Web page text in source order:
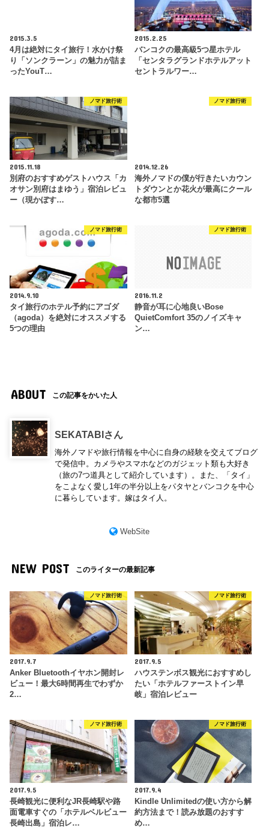
2015.3.5
4月は絶対にタイ旅行！水かけ祭
り「ソンクラーン」の魅力が詰ま
ったYouT…
2015.2.25
バンコクの最高級5つ星ホテル
「センタラグランドホテルアット
セントラルワー…
ノマド旅行術
2015.11.18
別府のおすすめゲストハウス「カ
オサン別府はまゆう」宿泊レビュ
ー（現かぼす…
ノマド旅行術
2014.12.26
海外ノマドの僕が行きたいカウン
トダウンとか花火が最高にクール
な都市5選
ノマド旅行術
2014.9.10
タイ旅行のホテル予約にアゴダ
（agoda）を絶対にオススメする
5つの理由
ノマド旅行術
2016.11.2
静音が耳に心地良いBose
QuietComfort 35のノイズキャ
ン…
ABOUT この記事をかいた人
SEKATABIさん
海外ノマドや旅行情報を中心に自身の経験を交えてブログ
で発信中。カメラやスマホなどのガジェット類も大好き
（旅の7つ道具として紹介しています）。また、「タイ」
をこよなく愛し1年の半分以上をパタヤとバンコクを中心
に暮らしています。嫁はタイ人。
WebSite
NEW POST このライターの最新記事
ノマド旅行術
2017.9.7
Anker Bluetoothイヤホン開封レ
ビュー！最大6時間再生でわずか
2…
ノマド旅行術
2017.9.5
ハウステンボス観光におすすめし
たい「ホテルファーストイン早
岐」宿泊レビュー
ノマド旅行術
2017.9.5
長崎観光に便利なJR長崎駅や路
面電車すぐの「ホテルベルビュー
長崎出島」宿泊レ…
ノマド旅行術
2017.9.4
Kindle Unlimitedの使い方から解
約方法まで！読み放題のおすす
め…